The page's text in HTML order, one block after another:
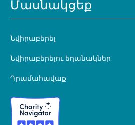
Մասնակցեք
Նվիրաբերել
Նվիրաբերելու եղանակներ
Դրամահավաք